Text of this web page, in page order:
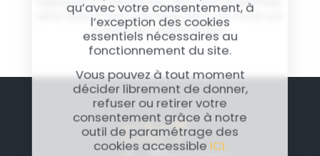
qu’avec votre consentement, à
l’exception des cookies
essentiels nécessaires au
fonctionnement du site.
Vous pouvez à tout moment
décider librement de donner,
refuser ou retirer votre
consentement grâce à notre
outil de paramétrage des
cookies accessible ICI.
ainsi que d'une garantie de trois mois sur
toutes les réparations.